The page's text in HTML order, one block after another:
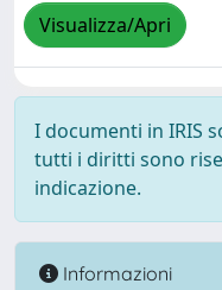
Visualizza/Apri
I documenti in IRIS
tutti i diritti sono
indicazione.
Informazioni